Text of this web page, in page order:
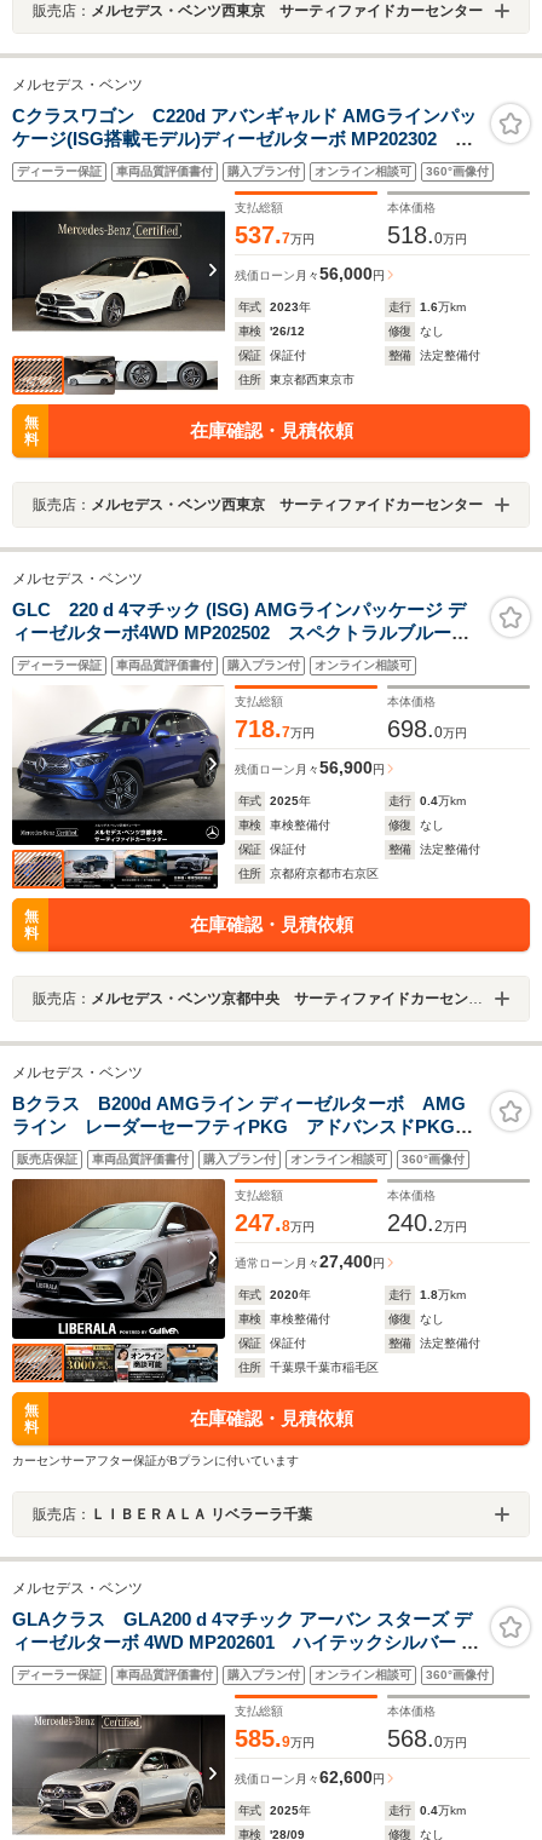
販売店： メルセデス・ベンツ西東京 サーティファイドカーセンター
メルセデス・ベンツ
Cクラスワゴン C220d アバンギャルド AMGラインパッ
ケージ(ISG搭載モデル)ディーゼルターボ MP202302
AMGライン ベーシックパッケージ パノラミックスラ
イディングルーフ レーダーセーフティパッケージ
スマートキー ヘッドアップディスプレイ 純正ドライ
ブレコーダー アンビエントライト
ディーラー保証 車両品質評価書付 購入プラン付 オンライン相談可 360°画像付
支払総額
537.7万円
本体価格
518.0万円
残価ローン 月々56,000円
年式 2023年 走行 1.6万km
車検
'26/12 修復
なし
保証
保証付 整備
法定整備付
住所
東京都西東京市
無
料
在庫確認・見積依頼
販売店： メルセデス・ベンツ西東京 サーティファイドカーセンター
メルセデス・ベンツ
GLC 220 d 4マチック (ISG) AMGラインパッケージ デ
ィーゼルターボ4WD MP202502 スペクトラルブルード
ライバーズPKGレザーエクスクルーシブPKGリアアクス
ルステアリングシートヒーターベンチレーター360カメラ
ディーラー保証 車両品質評価書付 購入プラン付 オンライン相談可
支払総額
718.7万円
本体価格
698.0万円
残価ローン 月々56,900円
年式 2025年 走行 0.4万km
車検
車検整備付 修復
なし
保証
保証付 整備
法定整備付
住所
京都府京都市右京区
無
料
在庫確認・見積依頼
販売店： メルセデス・ベンツ京都中央 サーティファイドカーセンター
メルセデス・ベンツ
Bクラス B200d AMGライン ディーゼルターボ AMG
ライン レーダーセーフティPKG アドバンスドPKG
Bluetooth接続 フルセグTV ワイヤレス充電 HUD
BSM LKA ACC シートヒーター パワーバックド
ア 360°カメラ バックカメラ ETC ドラレコ
販売店保証 車両品質評価書付 購入プラン付 オンライン相談可 360°画像付
支払総額
247.8万円
本体価格
240.2万円
通常ローン 月々27,400円
年式 2020年 走行 1.8万km
車検
車検整備付 修復
なし
保証
保証付 整備
法定整備付
住所
千葉県千葉市稲毛区
無
料
在庫確認・見積依頼
カーセンサーアフター保証がBプランに付いています
販売店： ＬＩＢＥＲＡＬＡ リベラーラ千葉
メルセデス・ベンツ
GLAクラス GLA200 d 4マチック アーバン スターズ デ
ィーゼルターボ 4WD MP202601 ハイテックシルバー パ
ノラミックスライディングルーフ Burmesterサラウンド
システム ヘッドアップディスプレイ イルミネーテッドス
テップカバー アダプティブハイビームアシスト
ディーラー保証 車両品質評価書付 購入プラン付 オンライン相談可 360°画像付
支払総額
585.9万円
本体価格
568.0万円
残価ローン 月々62,600円
年式 2025年 走行 0.4万km
車検
'28/09 修復 なし